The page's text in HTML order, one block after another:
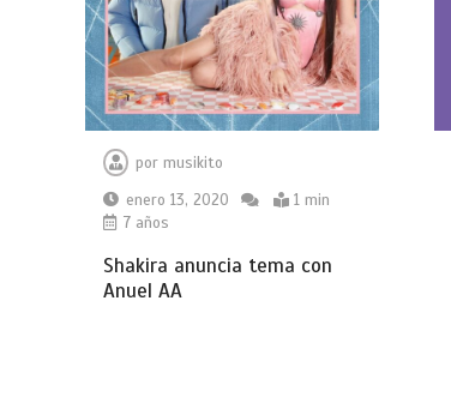
pormusikito
enero 13, 2020
1 min
7 años
Shakira anuncia tema con
Anuel AA